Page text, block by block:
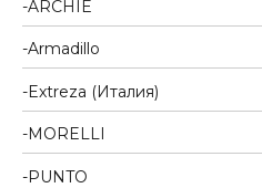
ARCHIE
Armadillo
Extreza (Италия)
MORELLI
PUNTO